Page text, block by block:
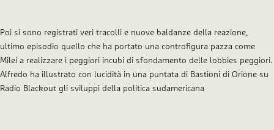
Poi si sono registrati veri tracolli e nuove baldanze della reazione,
ultimo episodio quello che ha portato una controfigura pazza come
Milei a realizzare i peggiori incubi di sfondamento delle lobbies peggiori.
Alfredo ha illustrato con lucidità in una puntata di Bastioni di Orione su
Radio Blackout gli sviluppi della politica sudamericana